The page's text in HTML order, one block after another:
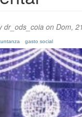
dr_ods_coia on Dom,
gasto social